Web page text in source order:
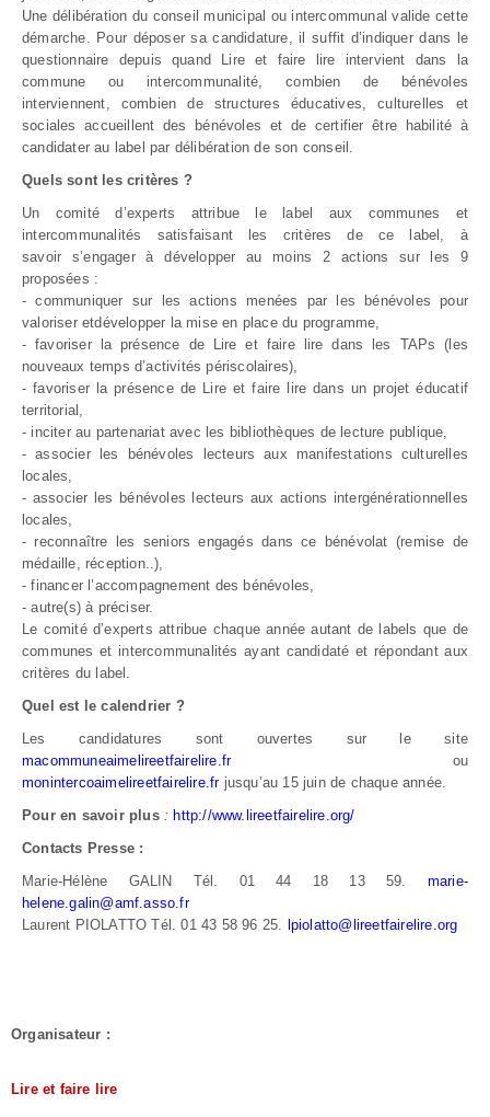
Une délibération du conseil municipal ou intercommunal valide cette
démarche. Pour déposer sa candidature, il suffit d’indiquer dans le
questionnaire depuis quand Lire et faire lire intervient dans la
commune ou intercommunalité, combien de bénévoles
interviennent, combien de structures éducatives, culturelles et
sociales accueillent des bénévoles et de certifier être habilité à
candidater au label par délibération de son conseil.
Quels sont les critères ?
Un comité d’experts attribue le label aux communes et
intercommunalités satisfaisant les critères de ce label, à
savoir s’engager à développer au moins 2 actions sur les 9
proposées :
- communiquer sur les actions menées par les bénévoles pour
valoriser etdévelopper la mise en place du programme,
- favoriser la présence de Lire et faire lire dans les TAPs (les
nouveaux temps d’activités périscolaires),
- favoriser la présence de Lire et faire lire dans un projet éducatif
territorial,
- inciter au partenariat avec les bibliothèques de lecture publique,
- associer les bénévoles lecteurs aux manifestations culturelles
locales,
- associer les bénévoles lecteurs aux actions intergénérationnelles
locales,
- reconnaître les seniors engagés dans ce bénévolat (remise de
médaille, réception..),
- financer l’accompagnement des bénévoles,
- autre(s) à préciser.
Le comité d’experts attribue chaque année autant de labels que de
communes et intercommunalités ayant candidaté et répondant aux
critères du label.
Quel est le calendrier ?
Les candidatures sont ouvertes sur le site
macommuneaimelireetfairelire.frou
monintercoaimelireetfairelire.fr jusqu’au 15 juin de chaque année.
Pour en savoir plus :http://www.lireetfairelire.org/
Contacts Presse :
Marie-Hélène GALIN Tél. 01 44 18 13 59. marie-
helene.galin@amf.asso.fr
Laurent PIOLATTO Tél. 01 43 58 96 25. lpiolatto@lireetfairelire.org
Organisateur :
Lire et faire lire